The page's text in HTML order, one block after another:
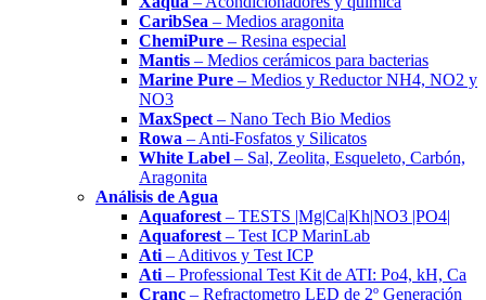
CaribSea – Medios aragonita
ChemiPure – Resina especial
Mantis – Medios cerámicos para bacterias
Marine Pure – Medios y Reductor NH4, NO2 y
NO3
MaxSpect – Nano Tech Bio Medios
Rowa – Anti-Fosfatos y Silicatos
White Label – Sal, Zeolita, Esqueleto, Carbón,
Aragonita
Análisis de Agua
Aquaforest – TESTS |Mg|Ca|Kh|NO3 |PO4|
Aquaforest – Test ICP MarinLab
Ati – Aditivos y Test ICP
Ati – Professional Test Kit de ATI: Po4, kH, Ca
Cranc – Refractometro LED de 2º Generación